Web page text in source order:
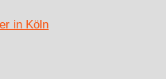
in Köln